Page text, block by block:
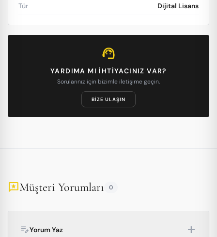
Tür Dijital Lisans
support_agent
YARDIMA MI IHTIYACINIZ VAR?
Sorularınız için bizimle iletişime geçin.
BIZE ULAŞIN
reviewsMüşteri Yorumları 0
edit_noteYorum Yaz add